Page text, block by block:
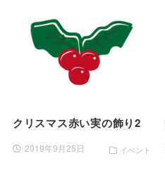
クリスマス赤い実の飾り2
2019年9月25日 イベント